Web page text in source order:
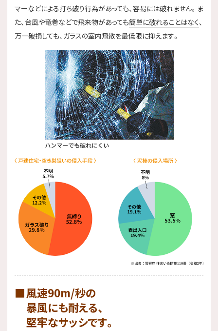
マーなどによる打ち破り行為があっても、容易には破れません。ま
た、台風や竜巻などで飛来物があっても簡単に破れることはなく、
万一破損しても、ガラスの室内飛散を最低限に抑えます。
風速90m/秒の
暴風にも耐える、
堅牢なサッシです。